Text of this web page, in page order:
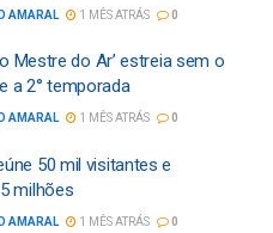
AMARAL 1 MÊS ATRÁS 0
Mestre do Ar’ estreia sem o
a 2° temporada
AMARAL 1 MÊS ATRÁS 0
50 mil visitantes e
milhões
AMARAL 1 MÊS ATRÁS 0